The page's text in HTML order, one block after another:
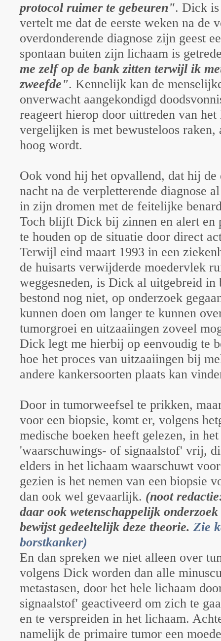
protocol ruimer te gebeuren". Dick
vertelt me dat de eerste weken na de
overdonderende diagnose zijn geest
spontaan buiten zijn lichaam is
me zelf op de bank zitten terwijl ik
zweefde". Kennelijk kan de
onverwacht aangekondigd
reageert hierop door uittreden van het
vergelijken is met bewusteloos raken,
hoog wordt.
Ook vond hij het opvallend, dat hij de
nacht na de verpletterende diagnose
in zijn dromen met de feitelijke
Toch blijft Dick bij zinnen en alert en
te houden op de situatie door direct
Terwijl eind maart 1993 in een
de huisarts verwijderde moedervlek
weggesneden, is Dick al uitgebreid
bestond nog niet, op onderzoek
kunnen doen om langer te kunnen
tumorgroei en uitzaaiingen zoveel
Dick legt me hierbij op eenvoudig te
hoe het proces van uitzaaiingen bij
andere kankersoorten plaats kan
Door in tumorweefsel te prikken,
voor een biopsie, komt er, volgens
medische boeken heeft gelezen, in
'waarschuwings- of signaalstof' vrij,
elders in het lichaam waarschuwt
gezien is het nemen van een biopsie
dan ook wel gevaarlijk. (noot
daar ook wetenschappelijk
bewijst gedeeltelijk deze theorie. Zie
borstkanker)
En dan spreken we niet alleen over
volgens Dick worden dan alle
metastasen, door het hele lichaam
signaalstof' geactiveerd om zich te
en te verspreiden in het lichaam.
namelijk de primaire tumor een